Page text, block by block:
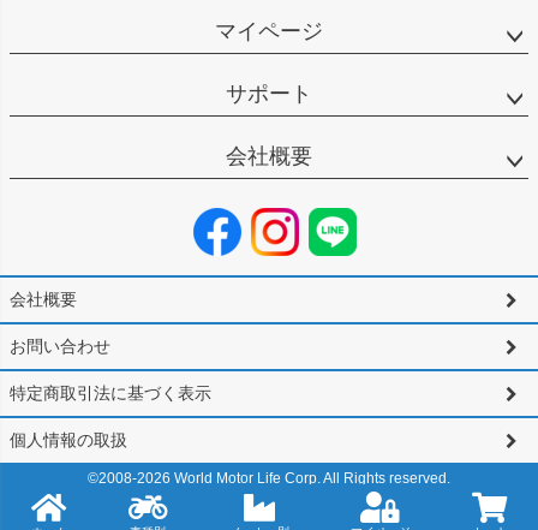
マイページ
サポート
会社概要
会社概要
お問い合わせ
特定商取引法に基づく表示
個人情報の取扱
©2008-2026 World Motor Life Corp. All Rights reserved.